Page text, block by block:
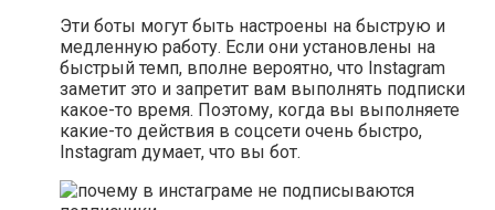
Эти боты могут быть настроены на быструю и
медленную работу. Если они установлены на
быстрый темп, вполне вероятно, что Instagram
заметит это и запретит вам выполнять подписки
какое-то время. Поэтому, когда вы выполняете
какие-то действия в соцсети очень быстро,
Instagram думает, что вы бот.